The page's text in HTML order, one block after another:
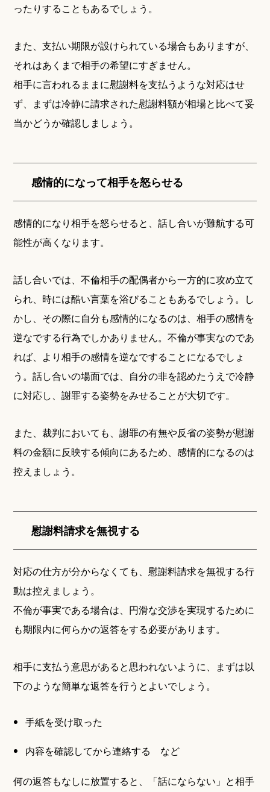
ったりすることもあるでしょう。
また、支払い期限が設けられている場合もありますが、
それはあくまで相手の希望にすぎません。
相手に言われるままに慰謝料を支払うような対応はせ
ず、まずは冷静に請求された慰謝料額が相場と比べて妥
当かどうか確認しましょう。
感情的になって相手を怒らせる
感情的になり相手を怒らせると、話し合いが難航する可
能性が高くなります。
話し合いでは、不倫相手の配偶者から一方的に攻め立て
られ、時には酷い言葉を浴びることもあるでしょう。し
かし、その際に自分も感情的になるのは、相手の感情を
逆なでする行為でしかありません。不倫が事実なのであ
れば、より相手の感情を逆なですることになるでしょ
う。話し合いの場面では、自分の非を認めたうえで冷静
に対応し、謝罪する姿勢をみせることが大切です。
また、裁判においても、謝罪の有無や反省の姿勢が慰謝
料の金額に反映する傾向にあるため、感情的になるのは
控えましょう。
慰謝料請求を無視する
対応の仕方が分からなくても、慰謝料請求を無視する行
動は控えましょう。
不倫が事実である場合は、円滑な交渉を実現するために
も期限内に何らかの返答をする必要があります。
相手に支払う意思があると思われないように、まずは以
下のような簡単な返答を行うとよいでしょう。
手紙を受け取った
内容を確認してから連絡する など
何の返答もなしに放置すると、「話にならない」と相手